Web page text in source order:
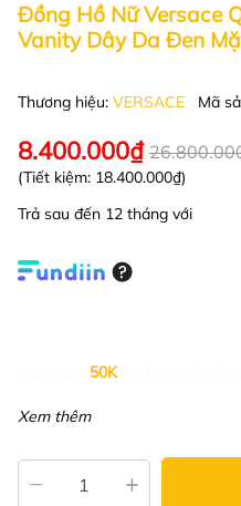
Đồng Hồ Nữ Versace
Vanity Dây Da Đen
Thương hiệu: VERSACE Mã
8.400.000₫
(Tiết kiệm: 18.400.000₫)
Trả sau đến 12 tháng với
50K
Xem thêm